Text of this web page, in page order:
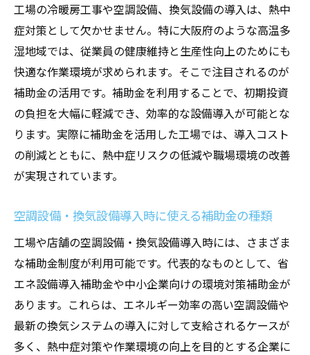
工場の冷暖房工事や空調設備、換気設備の導入は、熱中
症対策として欠かせません。特に大阪府のような高温多
湿地域では、従業員の健康維持と生産性向上のためにも
快適な作業環境が求められます。そこで注目されるのが
補助金の活用です。補助金を利用することで、初期投資
の負担を大幅に軽減でき、効率的な設備導入が可能とな
ります。実際に補助金を活用した工場では、導入コスト
の削減とともに、熱中症リスクの低減や職場環境の改善
が実現されています。
空調設備・換気設備導入時に使える補助金の種類
工場や店舗の空調設備・換気設備導入時には、さまざま
な補助金制度が利用可能です。代表的なものとして、省
エネ設備導入補助金や中小企業向けの環境対策補助金が
あります。これらは、エネルギー効率の高い空調設備や
最新の換気システムの導入に対して支給されるケースが
多く、熱中症対策や作業環境の向上を目的とする企業に